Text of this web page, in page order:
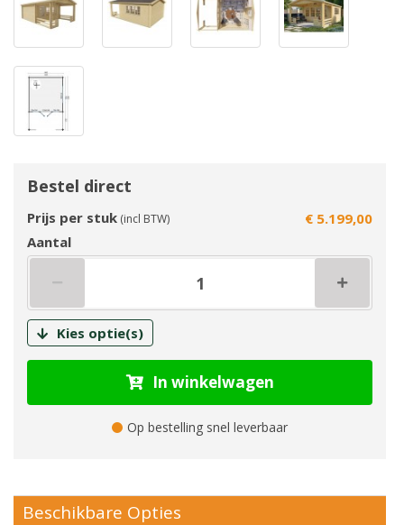
Bestel direct
Prijs per stuk (incl BTW)
€ 5.199,00
Aantal
Kies optie(s)
In winkelwagen
Op bestelling snel leverbaar
Beschikbare Opties